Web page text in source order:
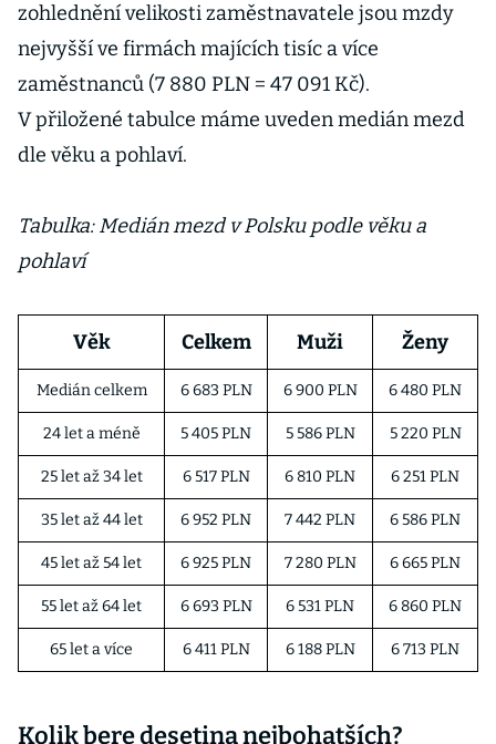
zohlednění velikosti zaměstnavatele jsou mzdy
nejvyšší ve firmách majících tisíc a více
zaměstnanců (7 880 PLN = 47 091 Kč).
V přiložené tabulce máme uveden medián mezd
dle věku a pohlaví.
Tabulka: Medián mezd v Polsku podle věku a
pohlaví
Věk Celkem Muži Ženy
Medián celkem 6 683 PLN 6 900 PLN 6 480 PLN
24 let a méně 5 405 PLN 5 586 PLN 5 220 PLN
25 let až 34 let 6 517 PLN 6 810 PLN 6 251 PLN
35 let až 44 let 6 952 PLN 7 442 PLN 6 586 PLN
45 let až 54 let 6 925 PLN 7 280 PLN 6 665 PLN
55 let až 64 let 6 693 PLN 6 531 PLN 6 860 PLN
65 let a více 6 411 PLN 6 188 PLN 6 713 PLN
Kolik bere desetina nejbohatších?